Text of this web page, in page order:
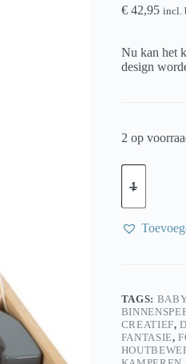
€42,95 incl.
Nu kan het
design
2 op
Small
Foot
“Miniwob”
aantal
TAGS:
CREATIEF,
FANTASIE,